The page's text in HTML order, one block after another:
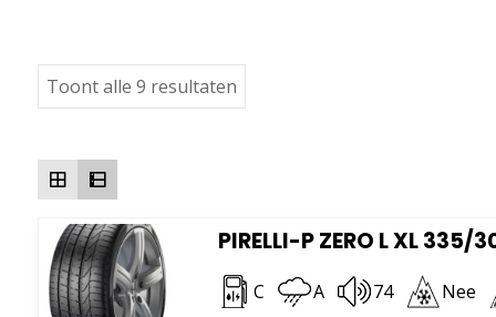
Toont alle 9 resultaten
op
PIRELLI-P ZERO L XL 335/
C A 74 Nee